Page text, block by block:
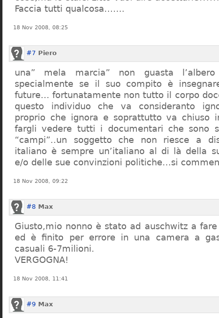
Faccia tutti qualcosa…….
18 Nov 2008, 08:25
#7 Piero
una” mela marcia” non guasta
specialmente se il suo compito è
future… fortunatamente non tutto il corpo
questo individuo che va consideranto
proprio che ignora e soprattutto va chiuso
fargli vedere tutti i documentari che sono
“campi”..un soggetto che non riesce a
italiano è sempre un’italiano al di là della
e/o delle sue convinzioni politiche…si
18 Nov 2008, 09:22
#8 Max
Giusto,mio nonno è stato ad auschwitz a
ed è finito per errore in una camera a
casuali 6-7milioni.
VERGOGNA!
18 Nov 2008, 11:41
#9 Max